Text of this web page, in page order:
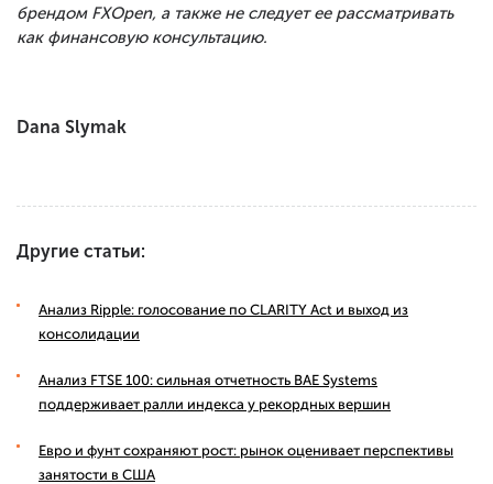
брендом FXOpen, а также не следует ее рассматривать
как финансовую консультацию.
Dana Slymak
Другие статьи:
Анализ Ripple: голосование по CLARITY Act и выход из
консолидации
Анализ FTSE 100: сильная отчетность BAE Systems
поддерживает ралли индекса у рекордных вершин
Евро и фунт сохраняют рост: рынок оценивает перспективы
занятости в США